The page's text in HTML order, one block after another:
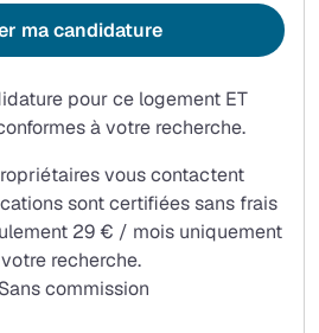
pour ce logement ET
à votre recherche.
vous contactent
sont certifiées sans frais
29 € / mois uniquement
recherche.
commission
ma candidature